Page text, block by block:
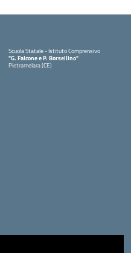
Scuola Statale - Istituto Comprensivo
"G. Falcone e P. Borsellino"
Pietramelara (CE)